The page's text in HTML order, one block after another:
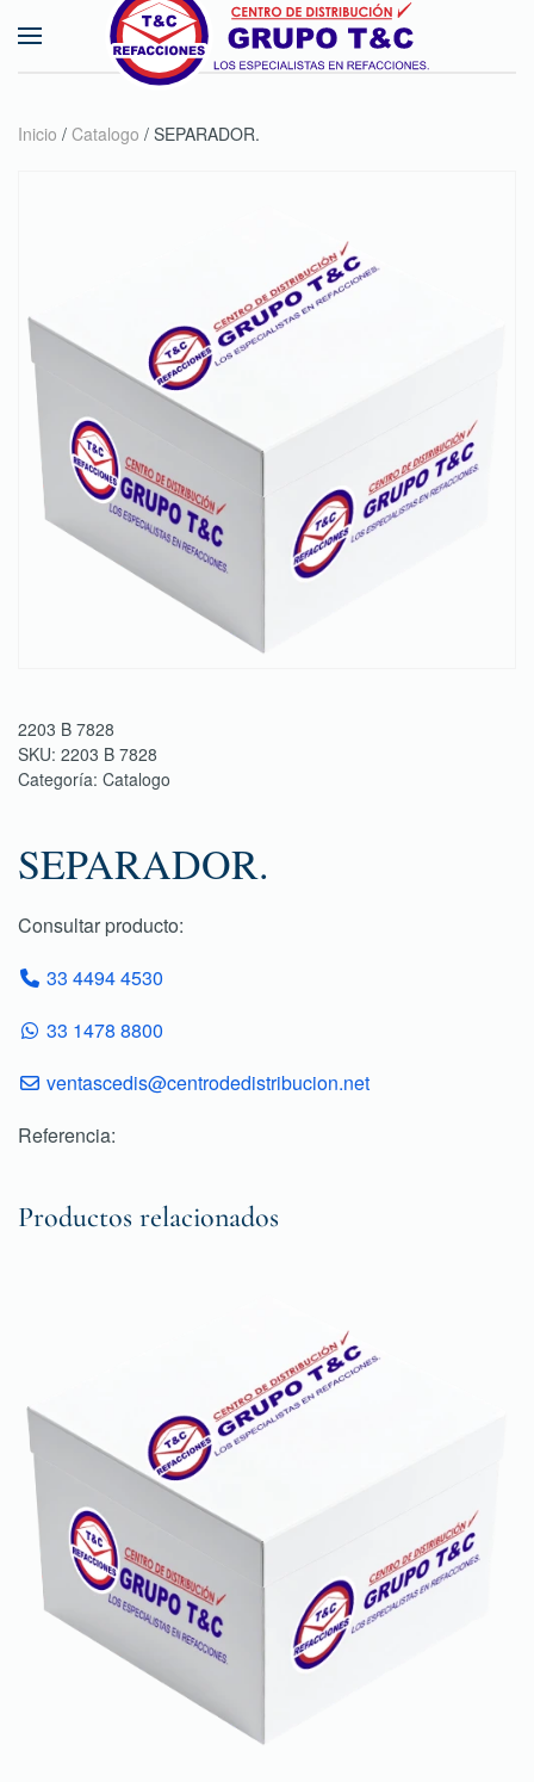
Skip to main content
Inicio / Catalogo / SEPARADOR.
2203 B 7828
SKU: 2203 B 7828
Categoría: Catalogo
SEPARADOR.
Consultar producto:
33 4494 4530
33 1478 8800
ventascedis@centrodedistribucion.net
Referencia:
Productos relacionados